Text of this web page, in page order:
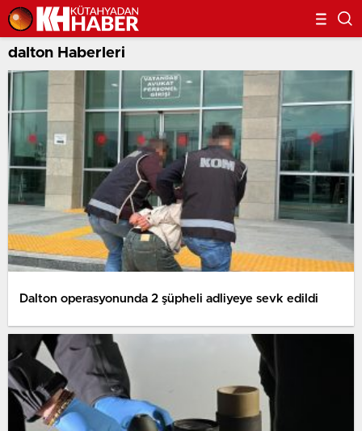
dalton Haberleri
Dalton operasyonunda 2 şüpheli adliyeye sevk edildi